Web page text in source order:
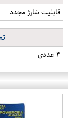
قابلیت شارژ مجدد
۴ عددی